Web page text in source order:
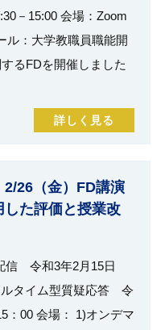
－15:00 会場：Zoom
ル：大学教職員職能開
るFDを開催しました
詳しく見る
2/26（金）FD講演
た評価と授業改
信 令和3年2月15日
ルタイム型質疑応答 令
：00 会場： 1)オンデマ